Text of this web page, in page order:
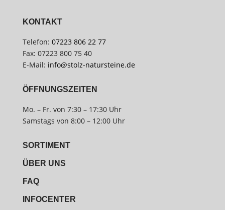
KONTAKT
Telefon: 07223 806 22 77
Fax: 07223 800 75 40
E-Mail: info@stolz-natursteine.de
ÖFFNUNGSZEITEN
Mo. – Fr. von 7:30 – 17:30 Uhr
Samstags von 8:00 – 12:00 Uhr
SORTIMENT
ÜBER UNS
FAQ
INFOCENTER